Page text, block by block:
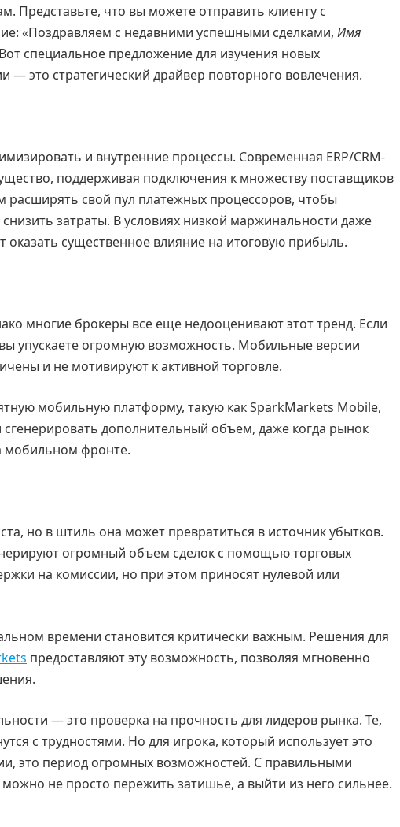
Представьте, что вы можете отправить клиенту с
«Поздравляем с недавними успешными сделками, Имя
специальное предложение для изучения новых
— это стратегический драйвер повторного вовлечения.
и внутренние процессы. Современная ERP/CRM-
поддерживая подключения к множеству поставщиков
расширять свой пул платежных процессоров, чтобы
затраты. В условиях низкой маржинальности даже
существенное влияние на итоговую прибыль.
многие брокеры все еще недооценивают этот тренд. Если
упускаете огромную возможность. Мобильные версии
и не мотивируют к активной торговле.
мобильную платформу, такую как SparkMarkets Mobile,
дополнительный объем, даже когда рынок
мобильном фронте.
но в штиль она может превратиться в источник убытков.
огромный объем сделок с помощью торговых
на комиссии, но при этом приносят нулевой или
времени становится критически важным. Решения для
предоставляют эту возможность, позволяя мгновенно
— это проверка на прочность для лидеров рынка. Те,
с трудностями. Но для игрока, который использует это
это период огромных возможностей. С правильными
не просто пережить затишье, а выйти из него сильнее.